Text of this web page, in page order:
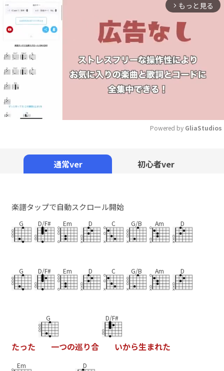
arrow_forward_ios もっと見る
Powered by GliaStudios
通常ver 初心者ver
楽譜タップで自動スクロール開始
G D/F# Em D C G/B Am D
G D/F# Em D C G/B Am D
たった
G
一つの巡り合
D/F#
いから生まれた
Em D